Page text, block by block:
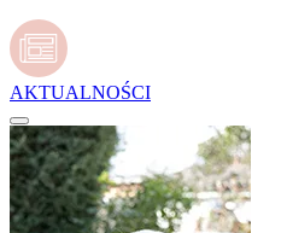
AKTUALNOŚCI